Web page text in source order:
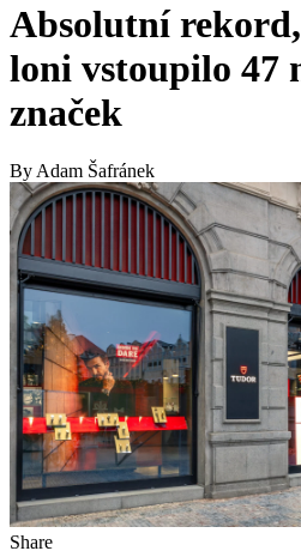
Absolutní
loni vstoupilo 47
značek
By Adam Šafránek
Share